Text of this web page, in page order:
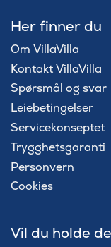
Her finner du
Om VillaVilla
Kontakt VillaVilla
Spørsmål og svar
Leiebetingelser
Servicekonseptet
Trygghetsgaranti
Personvern
Cookies
Vil du holde